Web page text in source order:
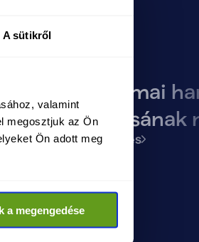
A sütikről
valamint
megosztjuk az Ön
Ön adott meg
a megengedése
Orbán mai
előadásának
Megtekintés